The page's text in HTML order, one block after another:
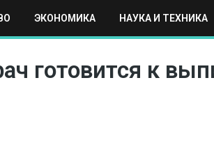
ЭКОНОМИКА НАУКА И ТЕХНИКА
МОСКВА РЕГИОНЫ МИР
готовится к